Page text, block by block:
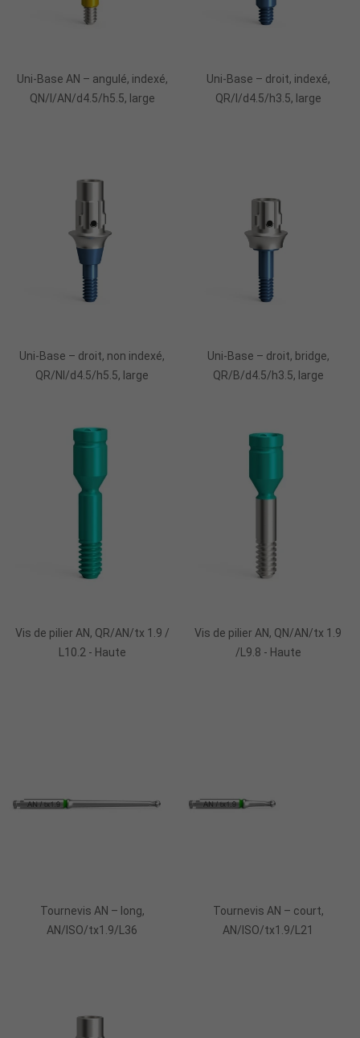
Uni-Base AN – angulé, indexé,
QN/I/AN/d4.5/h5.5, large
Uni-Base – droit, indexé,
QR/I/d4.5/h3.5, large
Uni-Base – droit, non indexé,
QR/NI/d4.5/h5.5, large
Uni-Base – droit, bridge,
QR/B/d4.5/h3.5, large
Vis de pilier AN, QR/AN/tx 1.9 /
L10.2 - Haute
Vis de pilier AN, QN/AN/tx 1.9
/L9.8 - Haute
Tournevis AN – long,
AN/ISO/tx1.9/L36
Tournevis AN – court,
AN/ISO/tx1.9/L21